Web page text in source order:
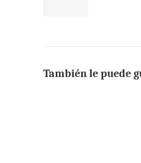
También le puede